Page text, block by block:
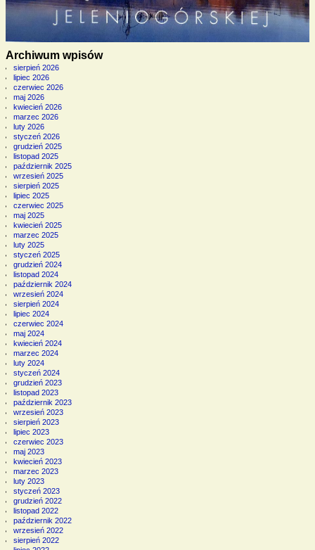
Archiwum wpisów
sierpień 2026
lipiec 2026
czerwiec 2026
maj 2026
kwiecień 2026
marzec 2026
luty 2026
styczeń 2026
grudzień 2025
listopad 2025
październik 2025
wrzesień 2025
sierpień 2025
lipiec 2025
czerwiec 2025
maj 2025
kwiecień 2025
marzec 2025
luty 2025
styczeń 2025
grudzień 2024
listopad 2024
październik 2024
wrzesień 2024
sierpień 2024
lipiec 2024
czerwiec 2024
maj 2024
kwiecień 2024
marzec 2024
luty 2024
styczeń 2024
grudzień 2023
listopad 2023
październik 2023
wrzesień 2023
sierpień 2023
lipiec 2023
czerwiec 2023
maj 2023
kwiecień 2023
marzec 2023
luty 2023
styczeń 2023
grudzień 2022
listopad 2022
październik 2022
wrzesień 2022
sierpień 2022